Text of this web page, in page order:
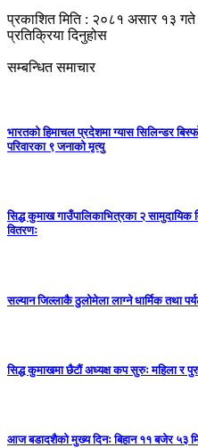
प्रकाशित मिति : २०८१ असार १३ गते
प्रतिक्रिया दिनुहोस
सम्बन्धित समाचार
भारतको हिमाचल प्रदेशमा ग्यास सिलिन्डर
परिवारका ९ जनाको मृत्यु
सिद्ध कुमाख गाउँपालिकाभित्रका २ सामुदायिक
वितरणः
सल्यान जिल्लाकै ठुलोमेला लाग्ने धार्मिक तथा
सिद्ध कुमाखमा छैटौं अध्यक्ष कप सुरुः महिला र
आज बडादशैको मुख्य दिनः बिहान ११ बजेर ५३